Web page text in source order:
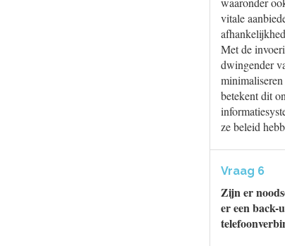
vitale
Met de
dwingender
betekent dit
ze beleid
Vraag 6
Zijn er
er een back-